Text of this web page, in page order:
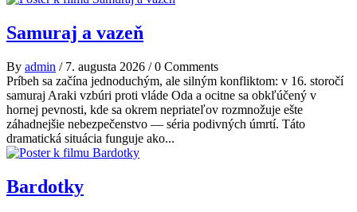
Samuraj a vazeň
By admin / 7. augusta 2026 /0 Comments
Príbeh sa začína jednoduchým, ale silným konfliktom: v 16. storočí
samuraj Araki vzbúri proti vláde Oda a ocitne sa obkľúčený v
hornej pevnosti, kde sa okrem nepriateľov rozmnožuje ešte
záhadnejšie nebezpečenstvo — séria podivných úmrtí. Táto
dramatická situácia funguje ako...
Bardotky